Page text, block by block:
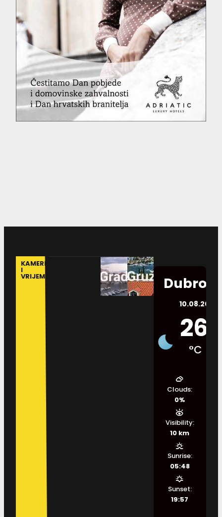
KAMERE
I
VRIJEME
10.08.2026.
26
°C
Clouds:
0%
Visibility:
10 km
Sunrise:
05:48
Sunset:
19:57